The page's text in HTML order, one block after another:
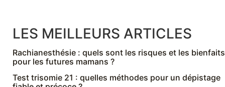
LES MEILLEURS ARTICLES
Rachianesthésie : quels sont les risques et les bienfaits
pour les futures mamans ?
Test trisomie 21 : quelles méthodes pour un dépistage